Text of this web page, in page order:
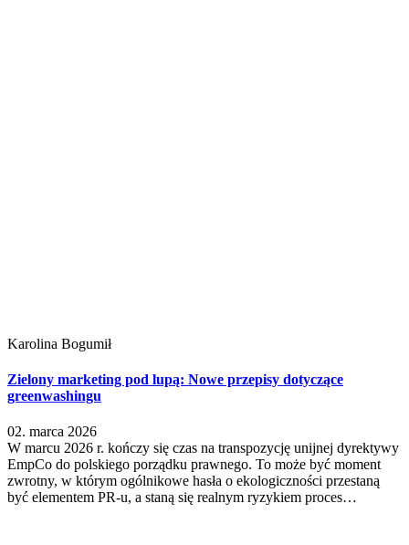
Karolina Bogumił
Zielony marketing pod lupą: Nowe przepisy dotyczące
greenwashingu
02. marca 2026
W marcu 2026 r. kończy się czas na transpozycję unijnej dyrektywy
EmpCo do polskiego porządku prawnego. To może być moment
zwrotny, w którym ogólnikowe hasła o ekologiczności przestaną
być elementem PR-u, a staną się realnym ryzykiem proces…